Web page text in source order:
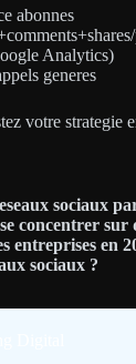
abonnes
Analytics)
generes
votre
sociaux
concentrer sur
entreprises en
sociaux ?